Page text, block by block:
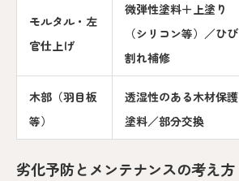
モルタル・左
官仕上げ
微弾性塗料＋上塗り
（シリコン等）／ひび
割れ補修
木部（羽目板
等）
透湿性のある木材保護
塗料／部分交換
劣化予防とメンテナンスの考え方